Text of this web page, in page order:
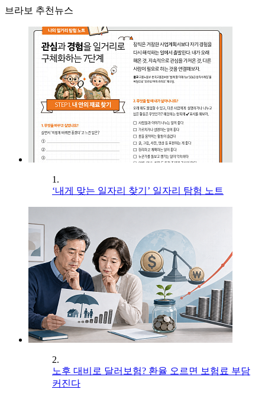
브라보 추천뉴스
1.
‘내게 맞는 일자리 찾기’ 일자리 탐험 노트
2.
노후 대비로 달러보험? 환율 오르면 보험료 부담
커진다